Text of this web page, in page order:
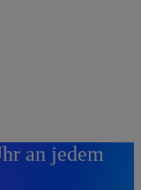
an jedem